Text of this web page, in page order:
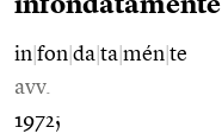
infondatamente
in fon da ta mén te
avv.
1972;